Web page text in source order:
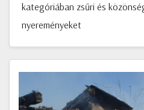
kategóriában zsűri és
nyereményeket